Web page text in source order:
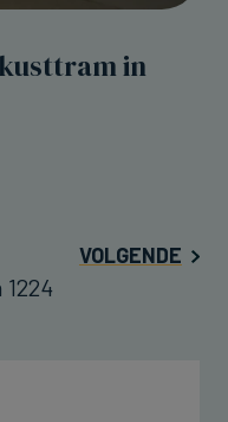
in
VOLGENDE